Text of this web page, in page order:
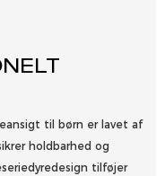
til børn er lavet af
holdbarhed og
tilføjer